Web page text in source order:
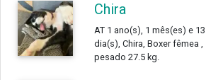
Chira
AT 1 ano(s), 1 mês(es) e 13
dia(s), Chira, Boxer fêmea ,
pesado 27.5 kg.